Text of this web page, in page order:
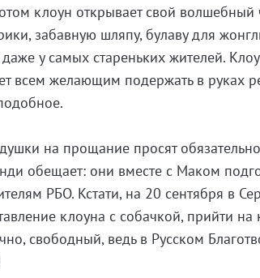
клоун открывает свой
забавную шляпу, булаву для
даже у самых стареньких жителей.
всем желающим подержать в руках
на прощание просят
обещает: они вместе с Маком
РБО. Кстати, на 20 сентября в
клоуна с собачкой, прийти на
свободный, ведь в Русском